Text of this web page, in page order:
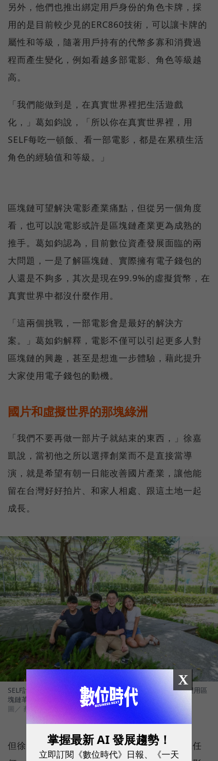
另外，他們也推出綁定用戶身份的角色卡牌，採
用的是目前較少見的ERC860技術，可以讓卡牌的
屬性和等級，隨著用戶持有的代幣多寡和消費過
程而產生變化，例如看越多部電影、角色等級越
高。
「我們能做到是，在真實世界裡把生活遊戲
化，」葛如鈞說，「所以你在真實世界裡，用
SELF每吃一頓飯、看一部電影，都是在累積生活
角色的經驗值和等級。」
區塊鏈可望解決電影產業痛點，但從另一個角度
看，也可以說電影或許是區塊鏈產業更為成熟的
推手。葛如鈞認為，目前數位資產發展面臨的兩
大問題，一是了解區塊鏈、實際擁有電子錢包的
人還是不夠多，其次是現在99.9%的虛擬貨幣，在
真實世界中都沒什麼作用。
「這兩個挑戰，一部電影會是最好的解決方
案。」葛如鈞解釋，電影不僅可以引起更多人對
區塊鏈的興趣，甚至是想進一步體驗，藉此提升
大家使用電子錢包的動機。
國片和虛擬世界的那塊綠洲
「我們不要再做一部片子就結束的東西，」徐嘉
凱說，當初他之所以選擇創業而不是直接當導
演，就是希望有朝一日能改善國片產業，讓他能
留在台灣好好拍片、和家人相處、跟這土地一起
成長。
SELF計畫的團隊成員近20人，平均年齡不到三十歲，他們希望用區
塊鏈革命電影產業。
圖／ 蔡仁譯攝
但徐嘉凱認為這並非能靠補助、一部暢銷片或任
X
掌握最新 AI 發展趨勢！
立即訂閱《數位時代》日報、《一天